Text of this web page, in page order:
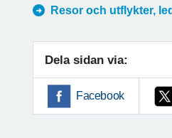
Resor och utflykter,
Dela sidan via:
Facebook